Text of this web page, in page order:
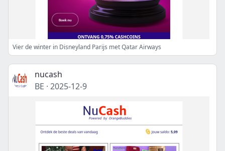
Vier de winter in Disneyland Parijs met Qatar Airways
nucash
BE · 2025-12-9